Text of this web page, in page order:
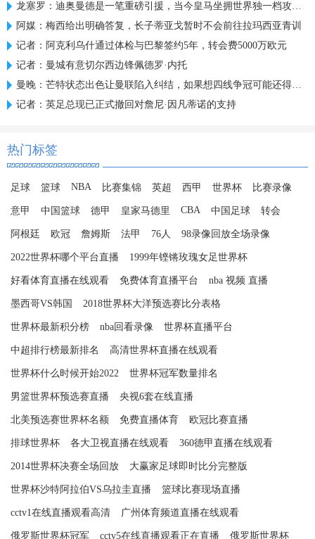
龙塞罗：迪奥曼德是一笔重磅引援，当今皇马坐拥世界独一档攻击线
阿媒：梅西给出明确答复，长子蒂亚戈暂时不会前往拉玛西亚青训
记者：阿克利乌什通过体检与巴黎签约5年，转会费5000万欧元
记者：曼城有意切尔西边锋佩德罗·内托
曼晚：芒特状态出色让曼联陷入纠结，如果想四线争冠可能还得买人
记者：英足总现已正式撤回对詹尼·因凡蒂诺的支持
热门标签
足球 篮球 NBA 比赛集锦 英超 西甲 世界杯 比赛录像
意甲 中国篮球 德甲 皇家马德里 CBA 中国足球 转会
阿根廷 欧冠 詹姆斯 法甲 76人 98录像回放全场录像
2022世界杯哪个平台直播 1999年铿锵玫瑰女足世界杯
好看体育直播在线观看 免费体育直播平台 nba 视频 直播
墨西哥VS韩国 2018世界杯大洋预选赛比分表格
世界杯最新积分榜 nba回看录像 世界杯直播平台
中超排行榜最新排名 高清世界杯直播在线观看
世界杯什么时候开始2022 世界杯冠军数量排名
男篮世界杯预选赛直播 央视6套在线直播
北美预选赛世界杯名额 免费直播体育 欧冠比赛直播
排球世界杯 各大卫视直播在线观看 360德甲直播在线观看
2014世界杯决赛全场回放 大赢家足球即时比分完整版
世界杯沙特阿拉伯VS乌拉圭直播 篮球比赛现场直播
cctv1在线直播观看高清 广州体育频道直播在线观看
俄罗斯世界杯冠军 cctv5在线直播观看正在直播 俄罗斯世界杯